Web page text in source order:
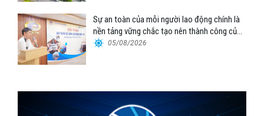
Sự an toàn của mỗi người lao động chính là
nền tảng vững chắc tạo nên thành công của
Cảng Đà Nẵng
05/08/2026